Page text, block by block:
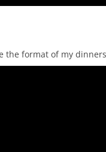
the format of my dinners